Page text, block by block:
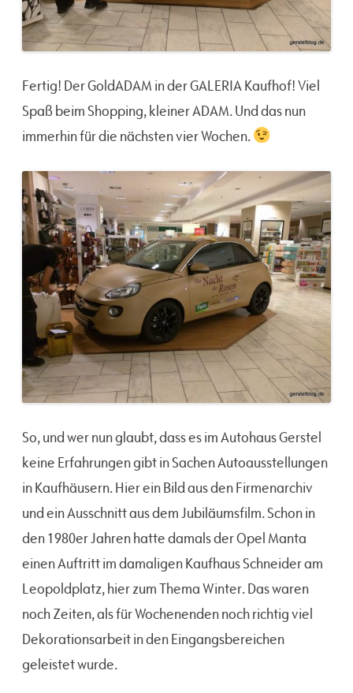
Fertig! Der GoldADAM in der GALERIA Kaufhof! Viel
Spaß beim Shopping, kleiner ADAM. Und das nun
immerhin für die nächsten vier Wochen.
So, und wer nun glaubt, dass es im Autohaus Gerstel
keine Erfahrungen gibt in Sachen Autoausstellungen
in Kaufhäusern. Hier ein Bild aus den Firmenarchiv
und ein Ausschnitt aus dem Jubiläumsfilm. Schon in
den 1980er Jahren hatte damals der Opel Manta
einen Auftritt im damaligen Kaufhaus Schneider am
Leopoldplatz, hier zum Thema Winter. Das waren
noch Zeiten, als für Wochenenden noch richtig viel
Dekorationsarbeit in den Eingangsbereichen
geleistet wurde.